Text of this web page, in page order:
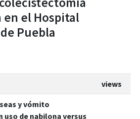
en el Hospital
Puebla
views
y vómito
de nabilona versus